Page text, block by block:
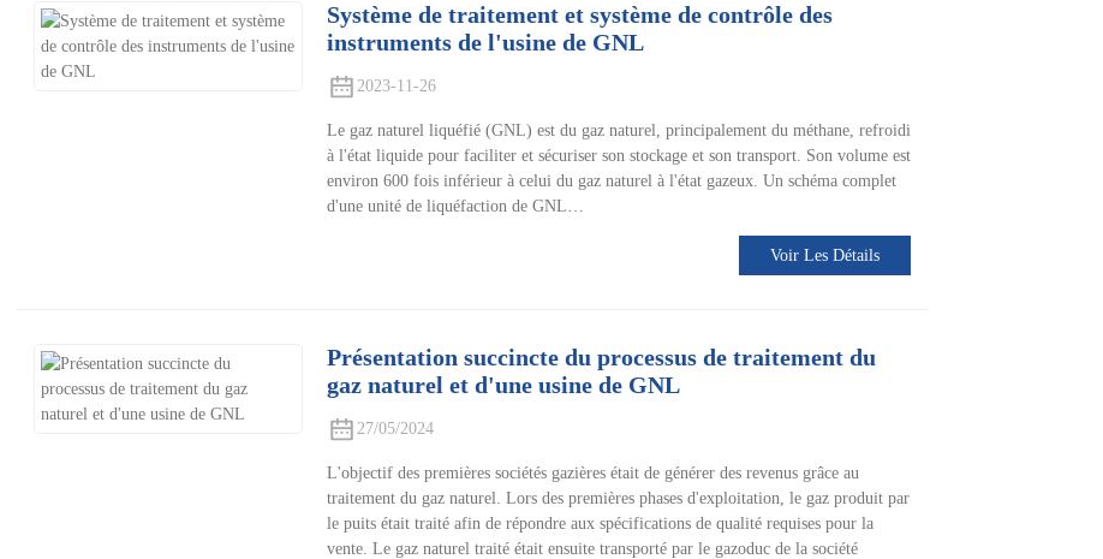
Système de traitement et système de contrôle des
instruments de l'usine de GNL
2023-11-26
Le gaz naturel liquéfié (GNL) est du gaz naturel, principalement du méthane, refroidi
à l'état liquide pour faciliter et sécuriser son stockage et son transport. Son volume est
environ 600 fois inférieur à celui du gaz naturel à l'état gazeux. Un schéma complet
d'une unité de liquéfaction de GNL…
Voir Les Détails
Présentation succincte du processus de traitement du
gaz naturel et d'une usine de GNL
27/05/2024
L'objectif des premières sociétés gazières était de générer des revenus grâce au
traitement du gaz naturel. Lors des premières phases d'exploitation, le gaz produit par
le puits était traité afin de répondre aux spécifications de qualité requises pour la
vente. Le gaz naturel traité était ensuite transporté par le gazoduc de la société